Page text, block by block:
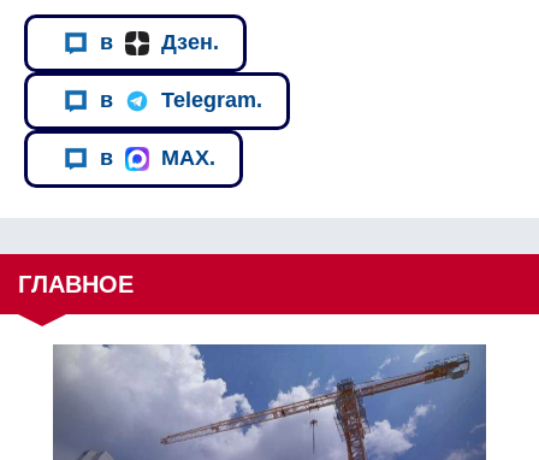
в Дзен.
в Telegram.
в MAX.
ГЛАВНОЕ